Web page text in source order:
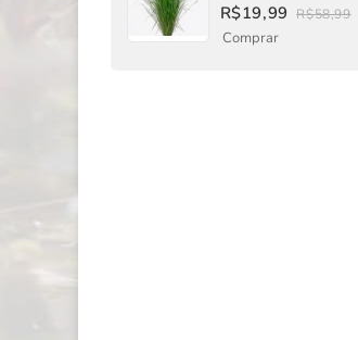
R$19,99 R$58,99
Comprar